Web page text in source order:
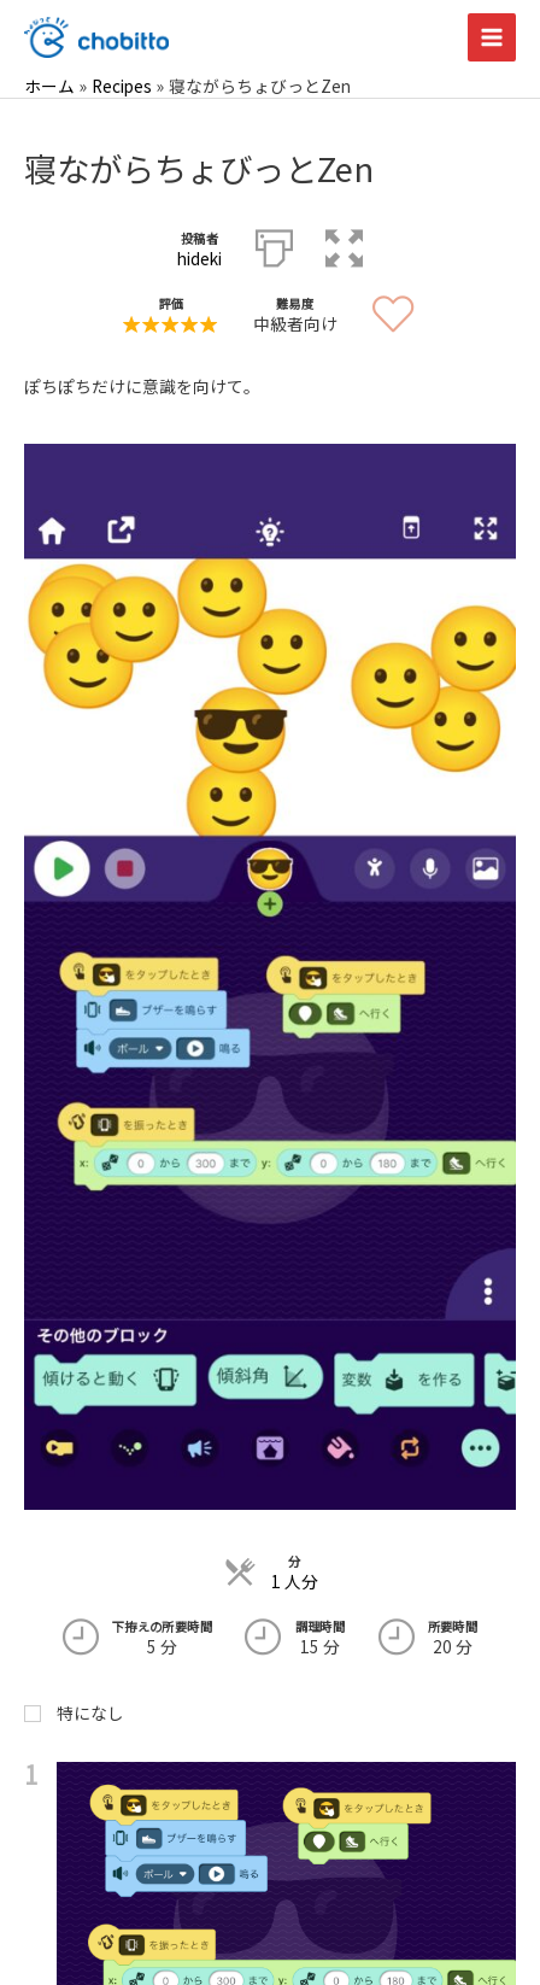
ス
Main
ホーム Recipes 寝ながらちょびっとZen
寝ながらちょびっとZen
投稿者
hideki
評価 難易度
中級者向け
ぽちぽちだけに意識を向けて。
分
1 人分
下拵えの所要時間
5 分
調理時間
15 分
所要時間
20 分
特になし
1